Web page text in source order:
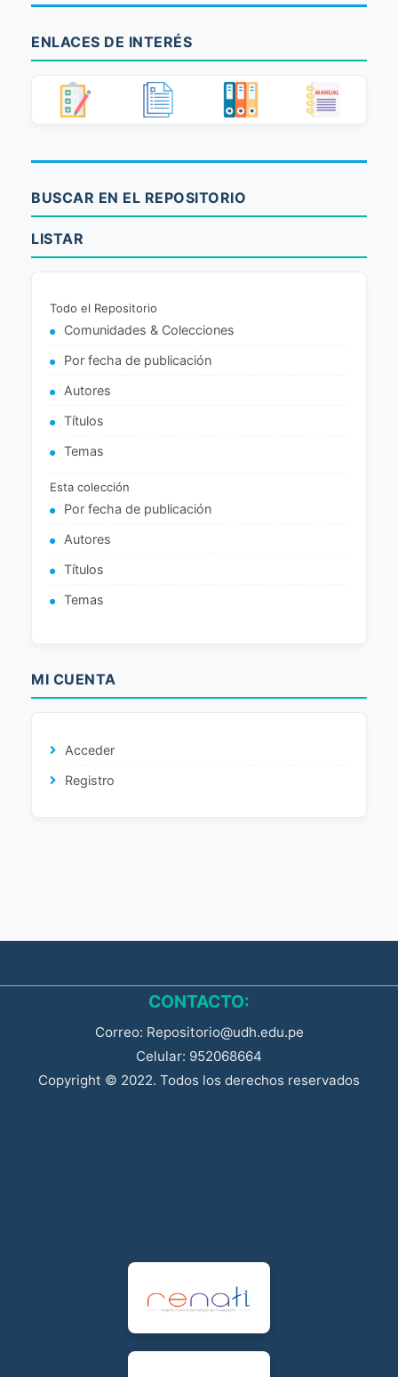
ENLACES DE INTERÉS
BUSCAR EN EL REPOSITORIO
LISTAR
Todo el Repositorio
Comunidades & Colecciones
Por fecha de publicación
Autores
Títulos
Temas
Esta colección
Por fecha de publicación
Autores
Títulos
Temas
MI CUENTA
Acceder
Registro
CONTACTO:
Correo: Repositorio@udh.edu.pe
Celular: 952068664
Copyright © 2022. Todos los derechos reservados